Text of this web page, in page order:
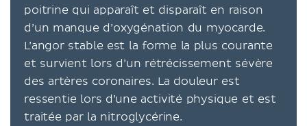
poitrine qui apparaît et disparaît en raison
d’un manque d’oxygénation du myocarde.
L’angor stable est la forme la plus courante
et survient lors d’un rétrécissement sévère
des artères coronaires. La douleur est
ressentie lors d’une activité physique et est
traitée par la nitroglycérine.